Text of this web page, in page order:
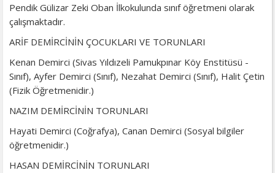
Pendik Gülizar Zeki Oban İlkokulunda sınıf öğretmeni olarak
çalışmaktadır.
ARİF DEMİRCİNİN ÇOCUKLARI VE TORUNLARI
Kenan Demirci (Sivas Yıldızeli Pamukpınar Köy Enstitüsü -
Sınıf), Ayfer Demirci (Sınıf), Nezahat Demirci (Sınıf), Halit Çetin
(Fizik Öğretmenidir.)
NAZIM DEMİRCİNİN TORUNLARI
Hayati Demirci (Coğrafya), Canan Demirci (Sosyal bilgiler
öğretmenidir.)
HASAN DEMİRCİNİN TORUNLARI